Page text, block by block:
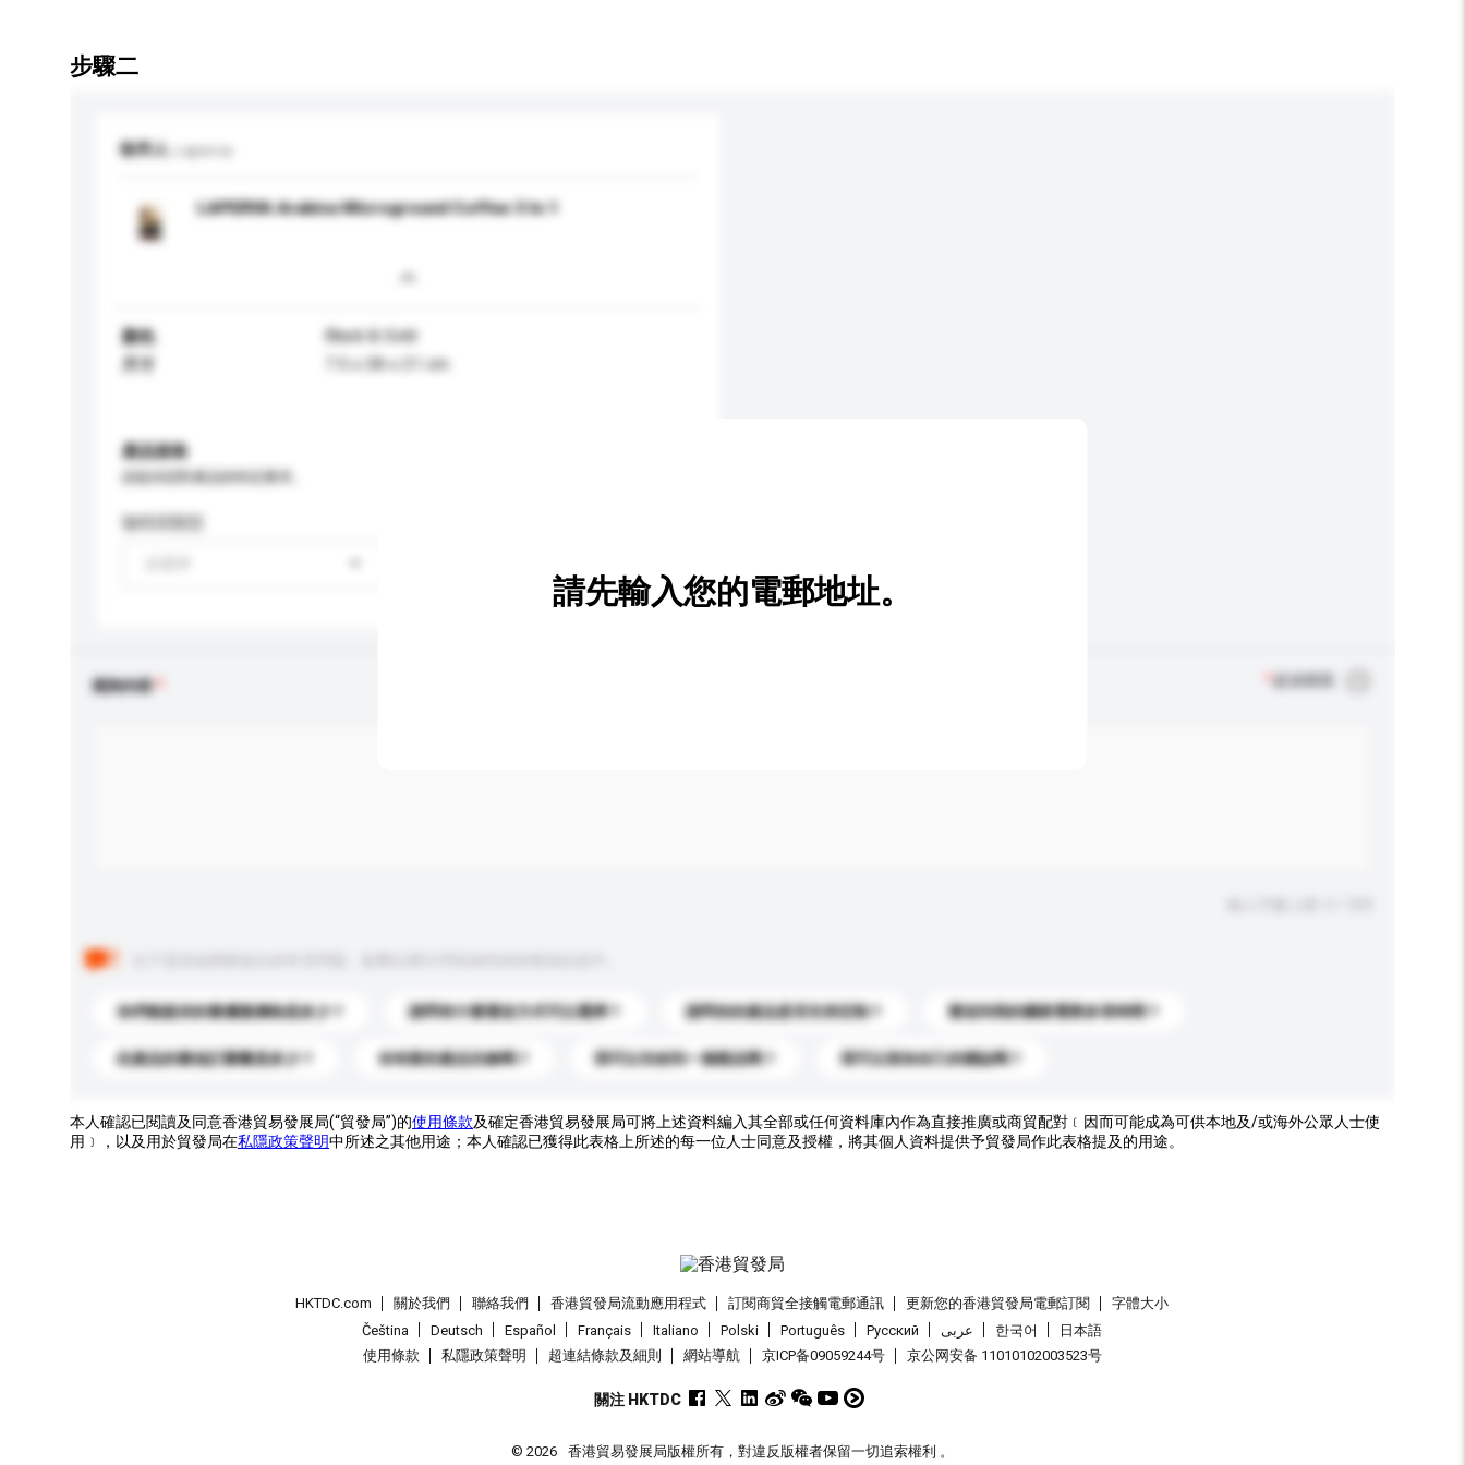
步驟二
收件人 Laperva
LAPERVA Arabica Microground Coffee 3 In 1
顏色
Black & Gold
7.5 x 28 x 21 cm
產品規格
咖啡因類型
查詢內容
你們能提供的最優惠價格是多少？ 請問有什麼運送方式可以選擇？ 請問你的產品是否支持定制？ 運送到我的國家需要多長時間？
此產品的最低訂購量是多少？ 你有新的產品目錄嗎？ 我可以先收到一個樣品嗎？ 我可以添加自己的標誌嗎？
請先輸入您的電郵地址。
本人確認已閱讀及同意香港貿易發展局(“貿發局”)的使用條款及確定香港貿易發展局可將上述資料編入其全部或任何資料庫內作為直接推廣或商貿配對﹝因而可能成為可供本地及/或海外公眾人士使
用﹞，以及用於貿發局在私隱政策聲明中所述之其他用途；本人確認已獲得此表格上所述的每一位人士同意及授權，將其個人資料提供予貿發局作此表格提及的用途。
HKTDC.com 關於我們 聯絡我們 香港貿發局流動應用程式 訂閱商貿全接觸電郵通訊 更新您的香港貿發局電郵訂閱
字體大小
Čeština
Deutsch Español Français Italiano Polski Português Pусский عربى 한국어
日本語
使用條款
私隱政策聲明 超連結條款及細則 網站導航 京ICP备09059244号 京公网安备 11010102003523号
關注 HKTDC
© 2026 香港貿易發展局版權所有，對違反版權者保留一切追索權利 。